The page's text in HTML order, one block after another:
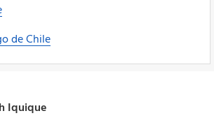
de Chile
Iquique